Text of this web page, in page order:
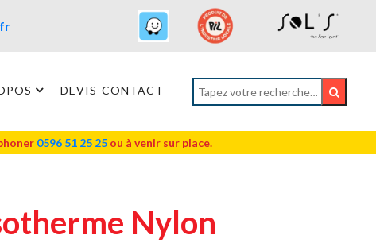
DEVIS-CONTACT
0596 51 25 25 ou à venir sur place.
Nylon